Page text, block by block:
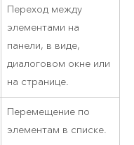
Переход между
элементами на
панели, в виде,
диалоговом окне или
на странице.
Перемещение по
элементам в списке.